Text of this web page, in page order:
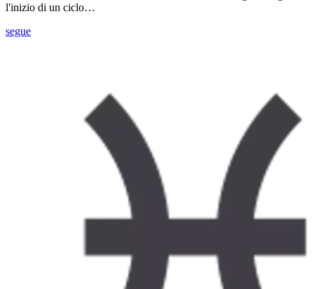
l'inizio di un ciclo…
segue